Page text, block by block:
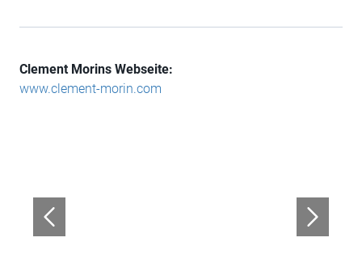
Clement Morins Webseite:
www.clement-morin.com